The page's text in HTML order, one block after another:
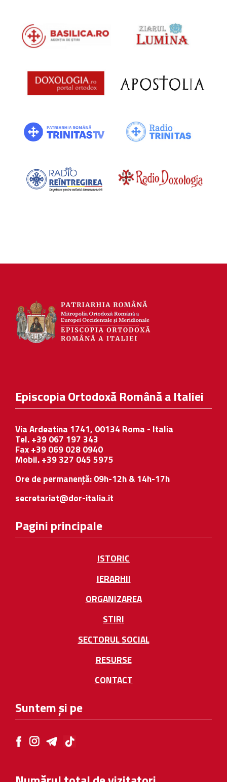
Episcopia Ortodoxă Română a Italiei
Via Ardeatina 1741, 00134 Roma - Italia
Tel. +39 067 197 343
Fax +39 069 028 0940
Mobil. +39 327 045 5975
Ore de permanență: 09h-12h & 14h-17h
secretariat@dor-italia.it
Pagini principale
ISTORIC
IERARHII
ORGANIZAREA
STIRI
SECTORUL SOCIAL
RESURSE
CONTACT
Suntem și pe